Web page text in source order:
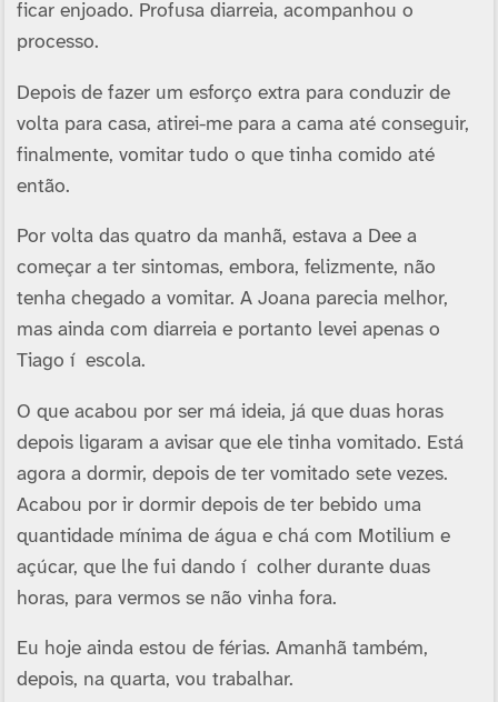
ficar enjoado. Profusa diarreia, acompanhou o
processo.
Depois de fazer um esforço extra para conduzir de
volta para casa, atirei-me para a cama até conseguir,
finalmente, vomitar tudo o que tinha comido até
então.
Por volta das quatro da manhã, estava a Dee a
começar a ter sintomas, embora, felizmente, não
tenha chegado a vomitar. A Joana parecia melhor,
mas ainda com diarreia e portanto levei apenas o
Tiago í escola.
O que acabou por ser má ideia, já que duas horas
depois ligaram a avisar que ele tinha vomitado. Está
agora a dormir, depois de ter vomitado sete vezes.
Acabou por ir dormir depois de ter bebido uma
quantidade mí­nima de água e chá com Motilium e
açúcar, que lhe fui dando í colher durante duas
horas, para vermos se não vinha fora.
Eu hoje ainda estou de férias. Amanhã também,
depois, na quarta, vou trabalhar.